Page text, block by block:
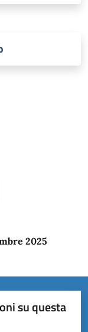
2025
su questa